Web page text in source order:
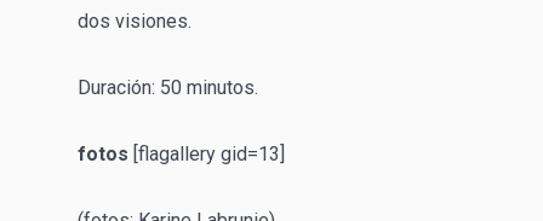
dos visiones.
Duración: 50 minutos.
fotos [flagallery gid=13]